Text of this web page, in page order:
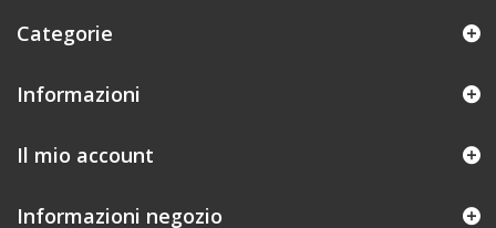
Categorie
Informazioni
Il mio account
Informazioni negozio